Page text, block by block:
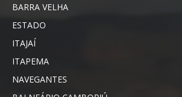
BARRA VELHA
ESTADO
ITAJAÍ
ITAPEMA
NAVEGANTES